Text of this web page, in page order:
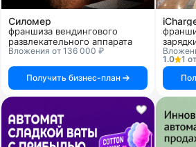
Силомер
франшиза вендингового
развлекательного аппарата
Вложения от 136 000 ₽
Получить бизнес-план
1.0
1